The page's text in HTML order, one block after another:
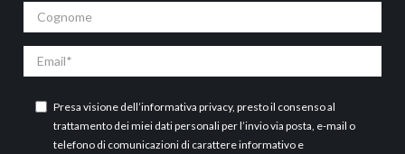
Cognome
Email
Presa visione dell’informativa privacy, presto il consenso al
trattamento dei miei dati personali per l’invio via posta, e-mail o
telefono di comunicazioni di carattere informativo e